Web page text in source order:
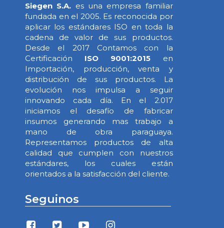
Siegen S.A. es una empresa familiar
fundada en el 2005. Es reconocida por
aplicar los estándares ISO en toda la
cadena de valor de sus productos.
Desde el 2017 Contamos con la
Certificación ISO 9001:2015 en
Importación, producción, venta y
distribución de sus productos. La
evolución nos impulsa a seguir
innovando cada día. En el 2.017
iniciamos el desafío de fabricar
insumos generando mas trabajo a
mano de obra paraguaya.
Representamos productos de alta
calidad que cumplen con nuestros
estándares, los cuales están
orientados a la satisfacción del cliente.
Seguinos